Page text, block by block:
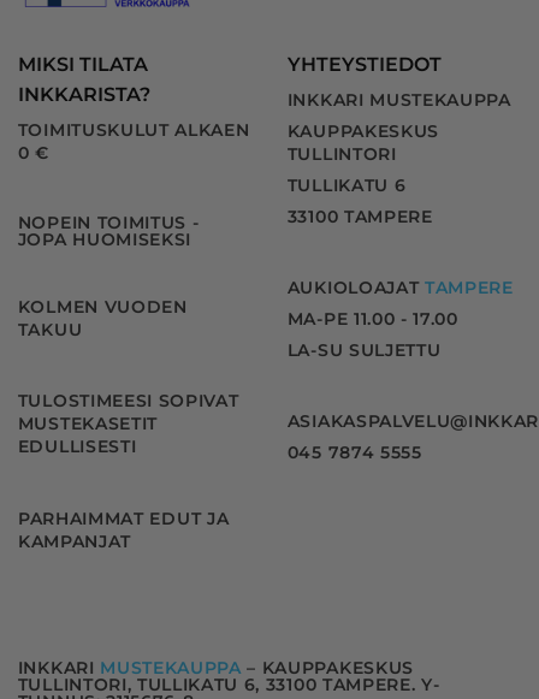
MIKSI TILATA
INKKARISTA?
TOIMITUSKULUT ALKAEN
0 €
NOPEIN TOIMITUS -
JOPA HUOMISEKSI
KOLMEN VUODEN
TAKUU
TULOSTIMEESI SOPIVAT
MUSTEKASETIT
EDULLISESTI
PARHAIMMAT EDUT JA
KAMPANJAT
YHTEYSTIEDOT
INKKARI MUSTEKAUPPA
KAUPPAKESKUS
TULLINTORI
TULLIKATU 6
33100 TAMPERE
AUKIOLOAJAT TAMPERE
MA-PE 11.00 - 17.00
LA-SU SULJETTU
045 7874 5555
INKKARI MUSTEKAUPPA– KAUPPAKESKUS
TULLINTORI, TULLIKATU 6, 33100 TAMPERE. Y-